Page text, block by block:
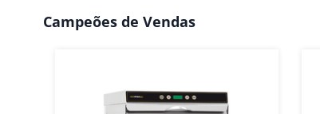
Campeões de Vendas